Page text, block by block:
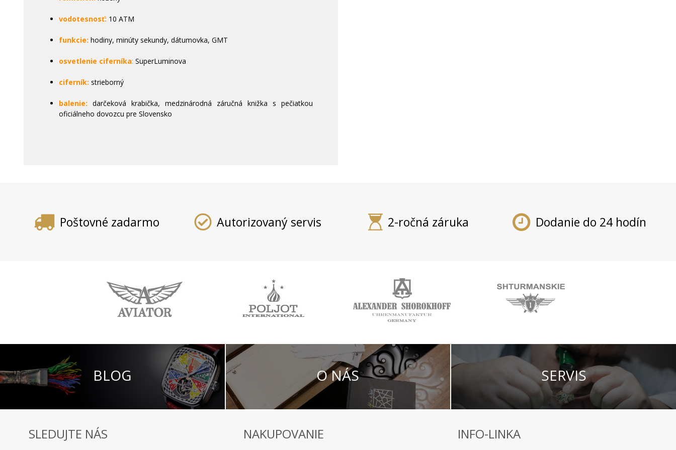
vodotesnosť: 10 ATM
funkcie: hodiny, minúty sekundy, dátumovka, GMT
osvetlenie ciferníka: SuperLuminova
ciferník: strieborný
balenie: darčeková krabička, medzinárodná záručná knižka s pečiatkou
oficiálneho dovozcu pre Slovensko
Poštovné zadarmo Autorizovaný servis 2-ročná záruka Dodanie do 24 hodín
BLOG O NÁS SERVIS
SLEDUJTE NÁS NAKUPOVANIE INFO-LINKA